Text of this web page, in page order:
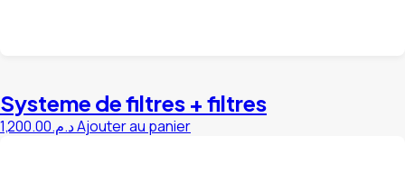
Systeme de filtres + filtres
د.م.1,200.00 Ajouter au panier